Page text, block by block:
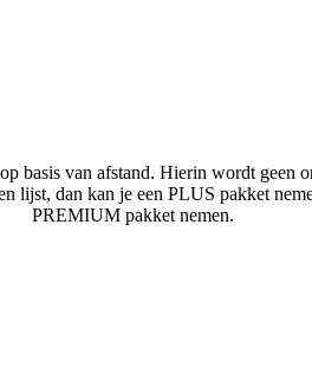
basis van afstand. Hierin wordt geen
dan kan je een PLUS pakket
PREMIUM pakket nemen.